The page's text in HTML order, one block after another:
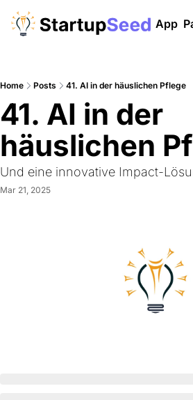
App
Home Posts 41. AI in der häuslichen Pflege
41. AI in der
häuslichen
Und eine innovative Impact-
Mar 21, 2025